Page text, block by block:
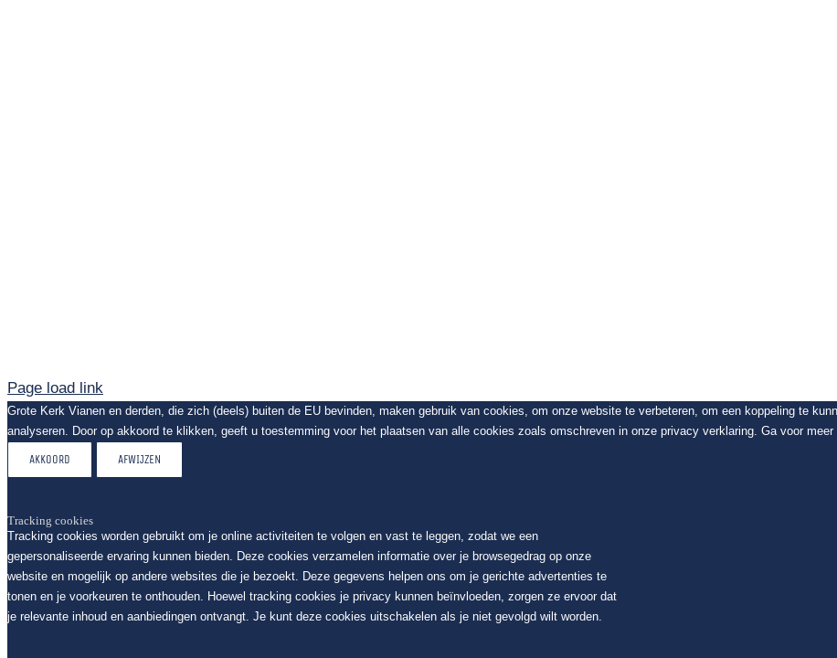
Page load link
Grote Kerk Vianen en derden, die zich (deels) buiten de EU bevinden, maken gebruik van cookies, om onze website te verbeteren, om een koppeling te
analyseren. Door op akkoord te klikken, geeft u toestemming voor het plaatsen van alle cookies zoals omschreven in onze privacy verklaring. Ga voor
AKKOORD AFWIJZEN
Tracking cookies
Tracking cookies worden gebruikt om je online activiteiten te volgen en vast te leggen, zodat we een
gepersonaliseerde ervaring kunnen bieden. Deze cookies verzamelen informatie over je browsegedrag op onze
website en mogelijk op andere websites die je bezoekt. Deze gegevens helpen ons om je gerichte advertenties te
tonen en je voorkeuren te onthouden. Hoewel tracking cookies je privacy kunnen beïnvloeden, zorgen ze ervoor dat
je relevante inhoud en aanbiedingen ontvangt. Je kunt deze cookies uitschakelen als je niet gevolgd wilt worden.